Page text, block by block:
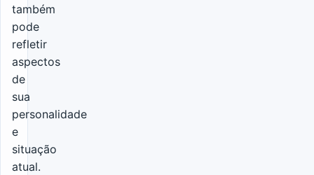
também
pode
refletir
aspectos
de
sua
personalidade
e
situação
atual.